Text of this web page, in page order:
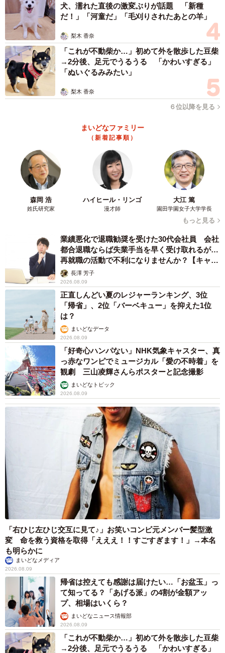
犬、濡れた直後の激変ぶりが話題 「新種
だ！」「河童だ」「毛刈りされたあとの羊」
梨木 香奈
「これが不動柴か…」初めて外を散歩した豆柴
→2分後、足元でうるうる 「かわいすぎる」
「ぬいぐるみみたい」
梨木 香奈
６位以降を見る
まいどなファミリー
（新着記事順）
森岡 浩
姓氏研究家
ハイヒール・リンゴ
漫才師
大江 篤
園田学園女子大学学長
もっと見る
業績悪化で退職勧奨を受けた30代会社員 会社
都合退職ならば失業手当を早く受け取れるが…
再就職の活動で不利になりませんか？【キャリ
アカウンセラーが解説】
長澤 芳子
2026.08.09
正直しんどい夏のレジャーランキング、3位
「帰省」、2位「バーベキュー」を抑えた1位
は？
まいどなデータ
2026.08.09
「好奇心ハンパない」NHK気象キャスター、真
っ赤なワンピでミュージカル「愛の不時着」を
観劇 三山凌輝さんらポスターと記念撮影
まいどなトピック
2026.08.09
「右ひじ左ひじ交互に見て♪」お笑いコンビ元メンバー髪型激
変 命を救う資格を取得「えええ！！すごすぎます！」→本名
も明らかに
まいどなメディア
2026.08.09
帰省は控えても感謝は届けたい…「お盆玉」っ
て知ってる？「あげる派」の4割が金額アッ
プ、相場はいくら？
まいどなニュース情報部
2026.08.09
「これが不動柴か…」初めて外を散歩した豆柴
→2分後、足元でうるうる 「かわいすぎる」